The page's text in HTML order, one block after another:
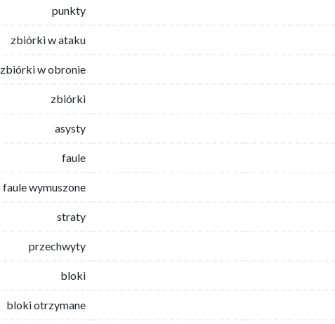
punkty
zbiórki w ataku
zbiórki w obronie
zbiórki
asysty
faule
faule wymuszone
straty
przechwyty
bloki
bloki otrzymane